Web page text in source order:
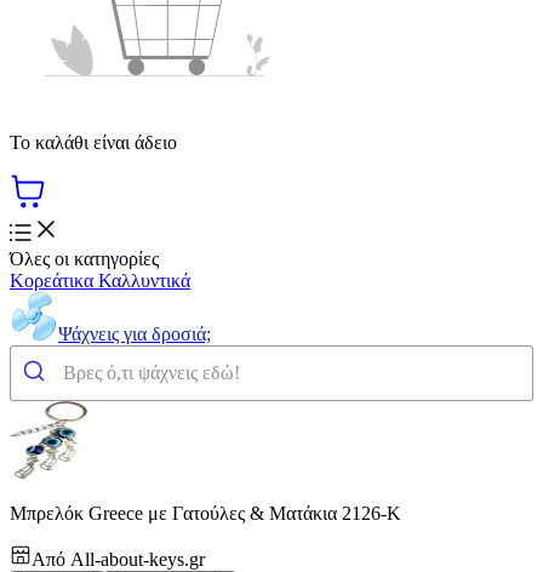
Το καλάθι είναι άδειο
Όλες οι κατηγορίες
Κορεάτικα Καλλυντικά
Ψάχνεις για δροσιά;
Μπρελόκ Greece με Γατούλες & Ματάκια 2126-K
Από All-about-keys.gr